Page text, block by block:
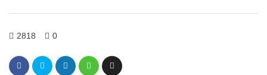
2818 0